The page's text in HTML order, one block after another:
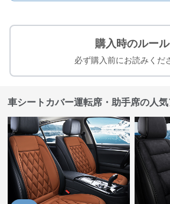
購入時のルール
必ず購入前にお読みくだ
車シートカバー運転席・助手席の人